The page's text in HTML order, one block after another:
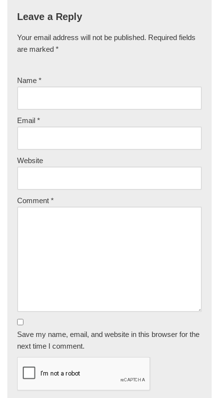
Leave a Reply
Your email address will not be published. Required fields
are marked *
Name *
Email *
Website
Comment *
Save my name, email, and website in this browser for the
next time I comment.